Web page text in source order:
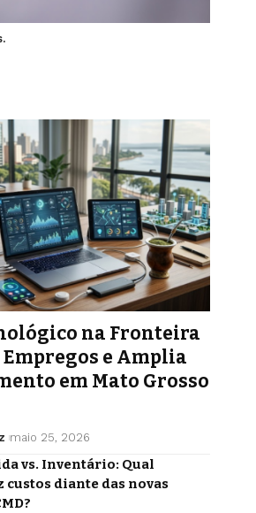
na Fronteira
e Amplia
em Mato Grosso
maio 25, 2026
vs. Inventário: Qual
diante das novas